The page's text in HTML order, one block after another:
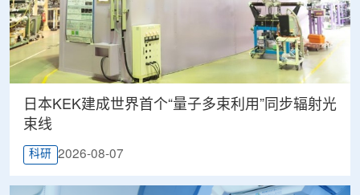
日本KEK建成世界首个“量子多束利用”同步辐射光
束线
科研 2026-08-07